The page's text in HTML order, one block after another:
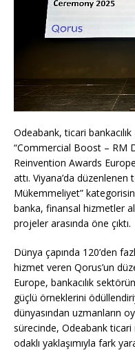
Odeabank, ticari
“Commercial Boost – RM
Reinvention Awards
attı. Viyana’da
Mükemmeliyet”
banka, finansal hizmetler
projeler arasında öne çıktı.
Dünya çapında 120’den
hizmet veren Qorus’un
Europe, bankacılık
güçlü örneklerini
dünyasından uzmanların
sürecinde, Odeabank
odaklı yaklaşımıyla fark